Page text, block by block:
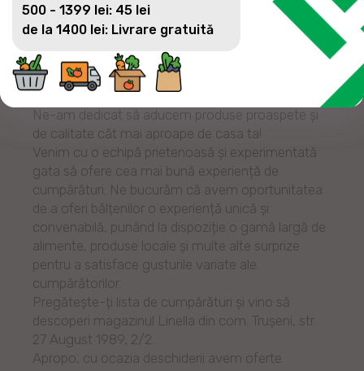
Suntem încântați să anunțăm deschiderea unui
nou magazin Linella în com. Trușeni. Este al 2-lea
magazin Linella din această localitate.
Ne-am dedicat să aducem produse proaspete și
de calitate cât mai aproape de casa ta!
Venim cu o echipă prietenoasă și experimentată
gata să ofere cea mai bună experiență de
cumpărături. Ne bucurăm că avem oportunitatea
de a oferi bălțenilor o experiență unică și
convenabilă, punând la dispoziție o gamă largă de
alimente, produse locale și multe alte surprize
pentru a satisface gusturile variate ale
cumpărătorilor.
Pregătește-ți lista de cumpărături și vino să
descoperi magazinul Linella din com. Trușeni, str.
27 August 1989, 2/2.
Apropo, cu ocazia deschiderii avem oferte
500 - 1399 lei: 45 lei
de la 1400 lei: Livrare gratuită